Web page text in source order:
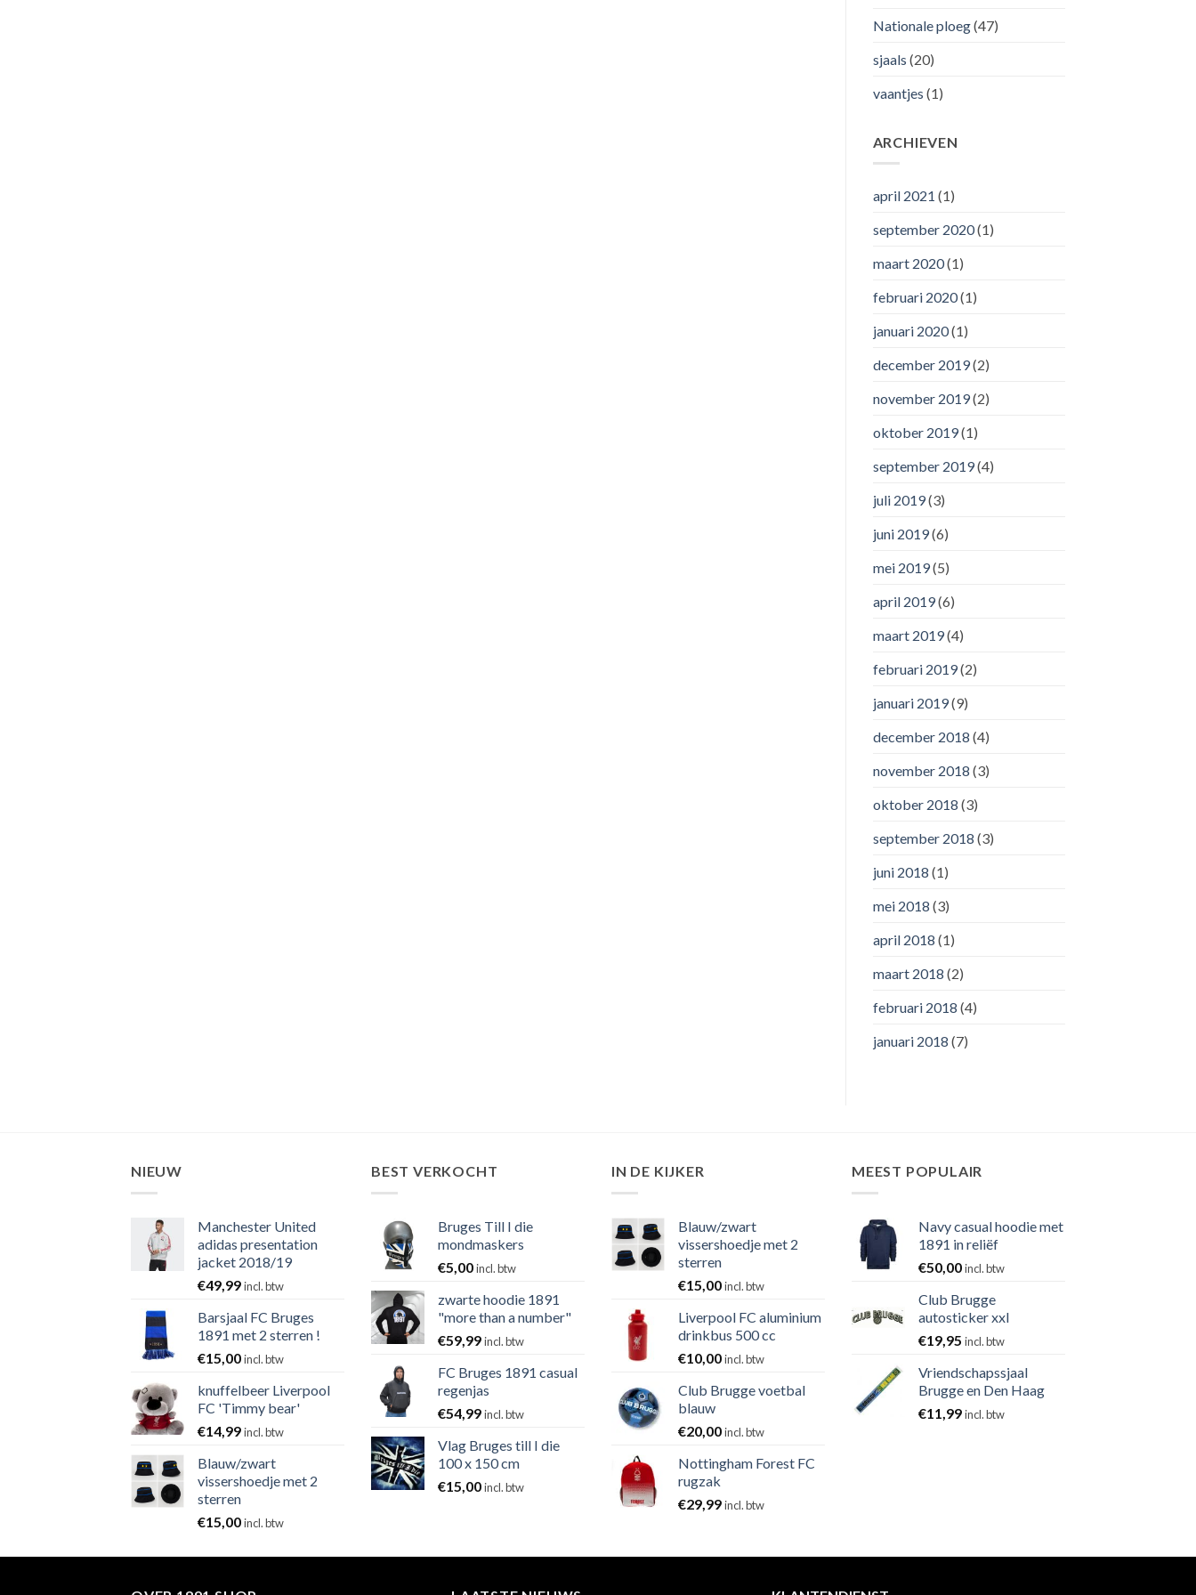
Nationale ploeg(47)
sjaals (20)
vaantjes (1)
ARCHIEVEN
april 2021 (1)
september 2020(1)
maart 2020(1)
februari 2020(1)
januari 2020(1)
december 2019(2)
november 2019(2)
oktober 2019(1)
september 2019(4)
juli 2019(3)
juni 2019(6)
mei 2019(5)
april 2019(6)
maart 2019(4)
februari 2019(2)
januari 2019(9)
december 2018 (4)
november 2018 (3)
oktober 2018 (3)
september 2018 (3)
juni 2018 (1)
mei 2018 (3)
april 2018 (1)
maart 2018 (2)
februari 2018 (4)
januari 2018 (7)
NIEUW
Manchester United
adidas presentation
jacket 2018/19
€49,99incl. btw
Barsjaal FC Bruges
1891 met 2 sterren !
€15,00incl. btw
knuffelbeer Liverpool
FC 'Timmy bear'
€14,99incl. btw
Blauw/zwart
vissershoedje met 2
sterren
€15,00incl. btw
BEST VERKOCHT
Bruges Till I die
mondmaskers
€5,00incl. btw
zwarte hoodie 1891
"more than a number"
€59,99incl. btw
FC Bruges 1891 casual
regenjas
€54,99incl. btw
Vlag Bruges till I die
100 x 150 cm
€15,00incl. btw
IN DE KIJKER
Blauw/zwart
vissershoedje met 2
sterren
€15,00incl. btw
Liverpool FC aluminium
drinkbus 500 cc
€10,00incl. btw
Club Brugge voetbal
blauw
€20,00incl. btw
Nottingham Forest FC
rugzak
€29,99incl. btw
MEEST POPULAIR
Navy casual hoodie met
1891 in reliëf
€50,00incl. btw
Club Brugge
autosticker xxl
€19,95 incl. btw
Vriendschapssjaal
Brugge en Den Haag
€11,99incl. btw